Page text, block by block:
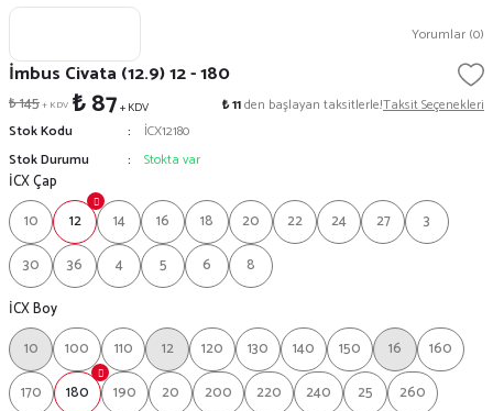
Yorumlar (0)
İmbus Civata (12.9) 12 - 180
₺ 145+ KDV ₺ 87+ KDV ₺ 11den başlayan taksitlerle!Taksit Seçenekleri
Stok Kodu
İCX12180
Stok Durumu
Stokta var
İCX Çap
10
12 14 16 18 20 22 24 27
3
30
36 4 5 6
8
İCX Boy
10
100 110 12 120 130 140 150 16
160
170
180 190 20 200 220 240 25
260